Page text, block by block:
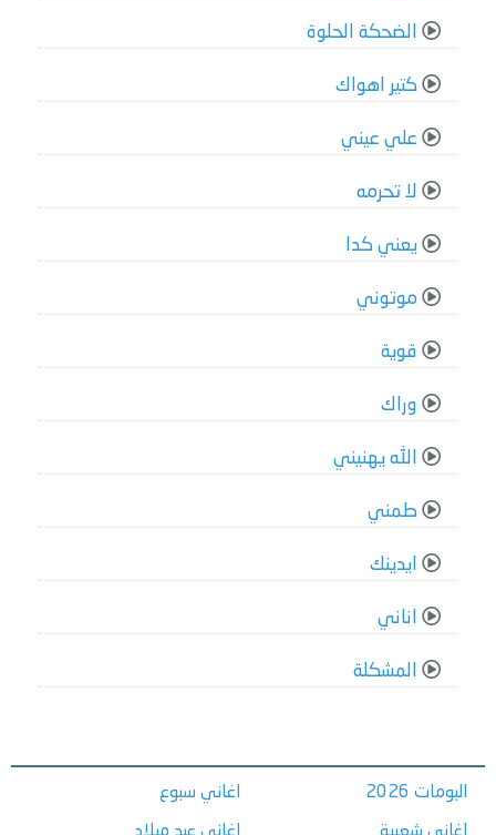
الضحكة الحلوة
كتير اهواك
علي عيني
لا تحرمه
يعني كدا
موتوني
قوية
وراك
الله يهنيني
طمني
ايدينك
اناني
المشكلة
البومات 2026 اغاني سبوع